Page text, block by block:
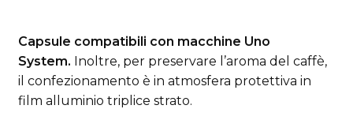
Capsule compatibili con macchine Uno
System. Inoltre, per preservare l’aroma del caffè,
il confezionamento è in atmosfera protettiva in
film alluminio triplice strato.